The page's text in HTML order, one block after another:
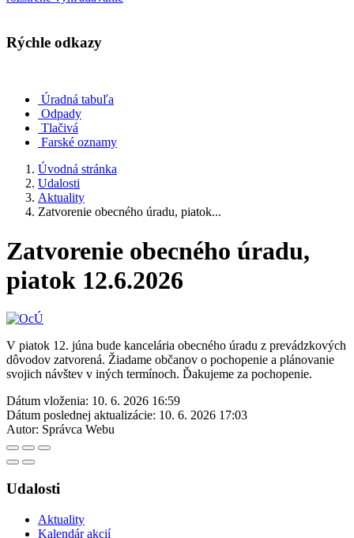
Rýchle odkazy
Úradná tabuľa
Odpady
Tlačivá
Farské oznamy
Úvodná stránka
Udalosti
Aktuality
Zatvorenie obecného úradu, piatok...
Zatvorenie obecného úradu,
piatok 12.6.2026
V piatok 12. júna bude kancelária obecného úradu z prevádzkových
dôvodov zatvorená. Žiadame občanov o pochopenie a plánovanie
svojich návštev v iných termínoch. Ďakujeme za pochopenie.
Dátum vloženia: 10. 6. 2026 16:59
Dátum poslednej aktualizácie: 10. 6. 2026 17:03
Autor: Správca Webu
Udalosti
Aktuality
Kalendár akcií